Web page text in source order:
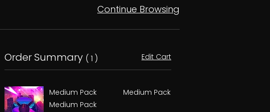
Continue Browsing
Order Summary ( 1 ) Edit Cart
Medium Pack
Medium Pack
Medium Pack